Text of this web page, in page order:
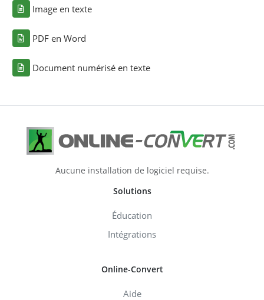
Image en texte
PDF en Word
Document numérisé en texte
Aucune installation de logiciel requise.
Solutions
Éducation
Intégrations
Online-Convert
Aide